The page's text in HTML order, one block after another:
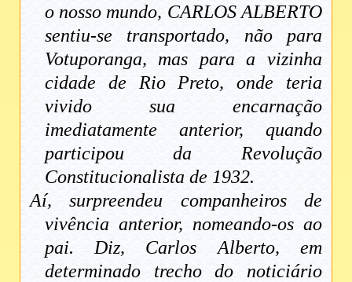
o nosso mundo, CARLOS ALBERTO
sentiu-se transportado, não para
Votuporanga, mas para a vizinha
cidade de Rio Preto, onde teria
vivido sua encarnação
imediatamente anterior, quando
participou da Revolução
Constitucionalista de 1932.
Aí, surpreendeu companheiros de
vivência anterior, nomeando-os ao
pai. Diz, Carlos Alberto, em
determinado trecho do noticiário